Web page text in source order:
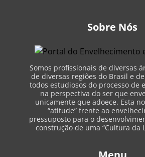
Sobre Nós
Somos profissionais de diversas
de diversas regiões do Brasil e
todos estudiosos do processo de
na perspectiva do ser que
unicamente que adoece. Esta
“atitude” frente ao
pressuposto para o
construção de uma “Cultura da